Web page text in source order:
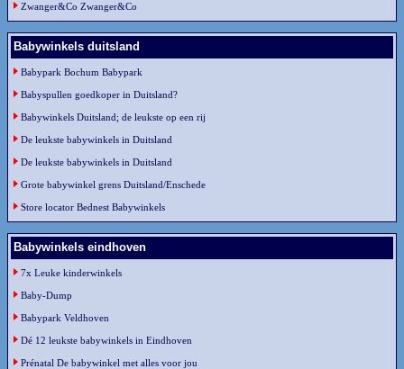
Zwanger&Co Zwanger&Co
Babywinkels duitsland
Babypark Bochum Babypark
Babyspullen goedkoper in Duitsland?
Babywinkels Duitsland; de leukste op een rij
De leukste babywinkels in Duitsland
De leukste babywinkels in Duitsland
Grote babywinkel grens Duitsland/Enschede
Store locator Bednest Babywinkels
Babywinkels eindhoven
7x Leuke kinderwinkels
Baby-Dump
Babypark Veldhoven
Dé 12 leukste babywinkels in Eindhoven
Prénatal De babywinkel met alles voor jou